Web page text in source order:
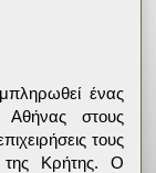
ένας
στους
τους
Κρήτης. Ο